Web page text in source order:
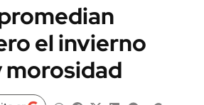
MUNDO
INFORMACIÓN GENERAL
ESPECTÁCULOS
el invierno
morosidad